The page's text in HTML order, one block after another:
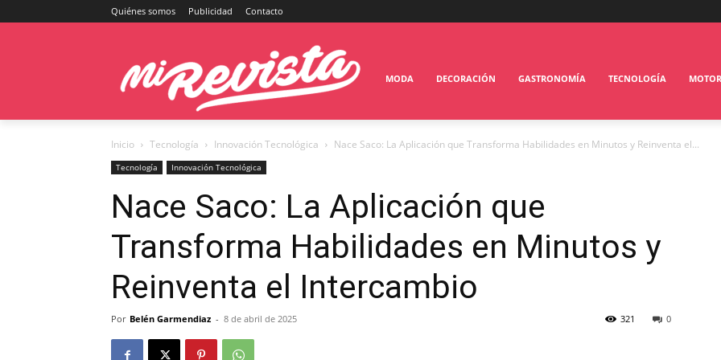
Quiénes somos Publicidad Contacto
MODA DECORACIÓN GASTRONOMÍA TECNOLOGÍA MOTOR
Inicio Tecnología Innovación Tecnológica Nace Saco: La Aplicación que Transforma Habilidades en Minutos y Reinventa el...
Tecnología Innovación Tecnológica
Nace Saco: La Aplicación que
Transforma Habilidades en Minutos y
Reinventa el Intercambio
Por Belén Garmendiaz - 8 de abril de 2025 0
321